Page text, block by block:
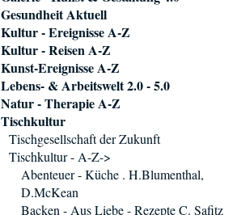
Gesundheit Aktuell
Kultur - Ereignisse A-Z
Kultur - Reisen A-Z
Kunst-Ereignisse A-Z
Lebens- & Arbeitswelt 2.0 - 5.0
Natur - Therapie A-Z
Tischkultur
Tischgesellschaft der Zukunft
Tischkultur - A-Z->
Abenteuer - Küche . H.Blumenthal,
D.McKean
Backen - Aus Liebe - Rezepte C. Safitz